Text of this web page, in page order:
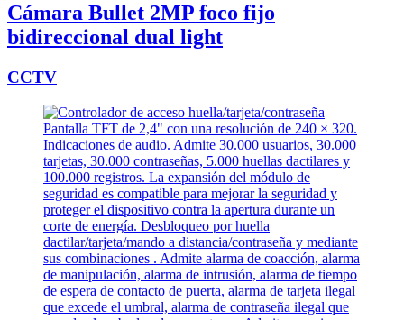
Cámara Bullet 2MP foco fijo
bidireccional dual light
CCTV